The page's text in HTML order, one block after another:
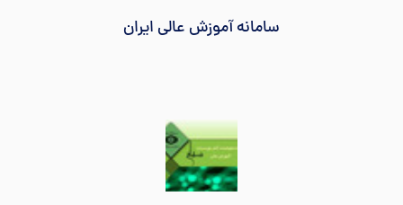
سامانه آموزش عالی ایران